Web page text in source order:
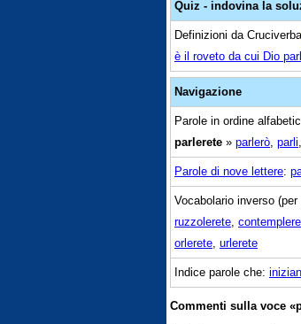
Quiz - indovina la
Definizioni da
è il roveto da cui Dio
Navigazione
Parole in ordine
parlerete » parlerò parli
Parole di nove lettere:
Vocabolario inverso
ruzzolerete
orlerete urlerete
Indice parole che:
Commenti sulla voce